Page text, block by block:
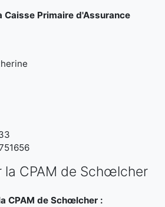
Caisse Primaire d'Assurance
la CPAM de Schœlcher
CPAM de Schœlcher :